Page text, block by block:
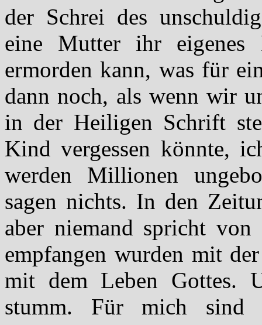
der Schrei des
eine Mutter ihr
ermorden kann, was für
dann noch, als wenn wir
in der Heiligen Schrift
Kind vergessen könnte,
werden Millionen
sagen nichts. In den
aber niemand spricht
empfangen wurden mit
mit dem Leben Gottes.
stumm. Für mich sind